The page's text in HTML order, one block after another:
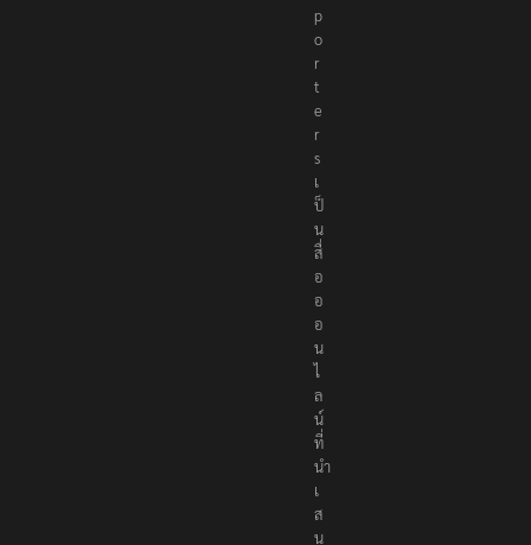
p
o
r
t
e
r
s
เ
ป็
น
สื่
อ
อ
อ
น
ไ
ล
น์
ที่
นำ
เ
ส
น